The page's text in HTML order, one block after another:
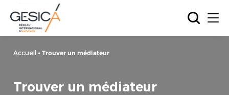
Accueil • Trouver un médiateur
Trouver un médiateur